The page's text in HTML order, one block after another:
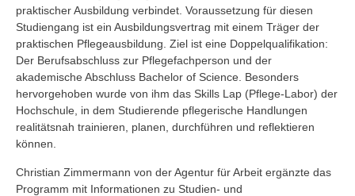
praktischer Ausbildung verbindet. Voraussetzung für diesen
Studiengang ist ein Ausbildungsvertrag mit einem Träger der
praktischen Pflegeausbildung. Ziel ist eine Doppelqualifikation:
Der Berufsabschluss zur Pflegefachperson und der
akademische Abschluss Bachelor of Science. Besonders
hervorgehoben wurde von ihm das Skills Lap (Pflege-Labor) der
Hochschule, in dem Studierende pflegerische Handlungen
realitätsnah trainieren, planen, durchführen und reflektieren
können.
Christian Zimmermann von der Agentur für Arbeit ergänzte das
Programm mit Informationen zu Studien- und